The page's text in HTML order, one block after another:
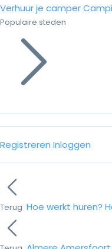
Verhuur je camper
Populaire steden
Registreren Inloggen
Terug Hoe werkt huren?